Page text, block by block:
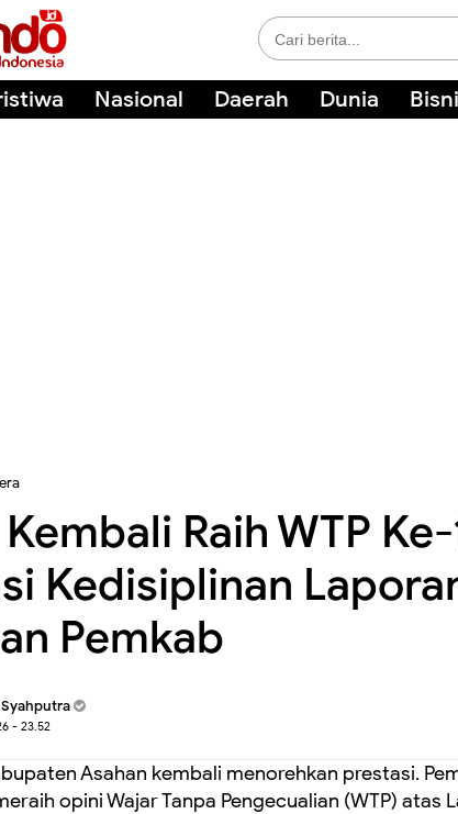
Nasional Daerah Dunia
Raih WTP
Kedisiplinan
Pemkab
- 23.52
Asahan kembali menorehkan prestasi.
opini Wajar Tanpa Pengecualian (WTP) atas